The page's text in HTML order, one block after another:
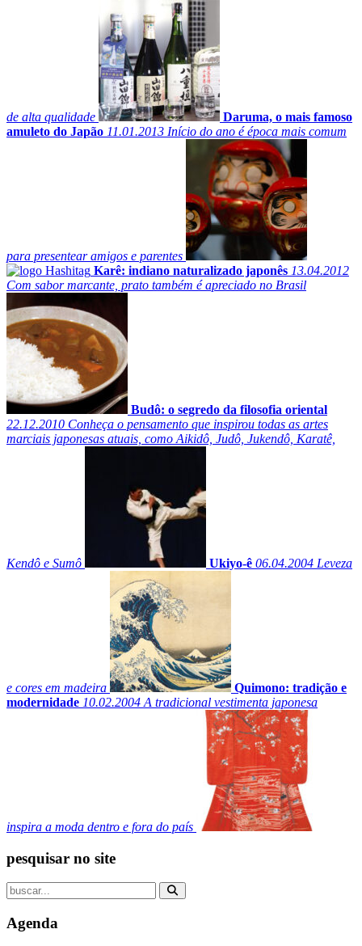
de alta qualidade
Daruma, o mais famoso
amuleto do Japão 11.01.2013 Início do ano é época mais comum
para presentear amigos e parentes
Karê: indiano naturalizado japonês 13.04.2012
Com sabor marcante, prato também é apreciado no Brasil
Budô: o segredo da filosofia oriental
22.12.2010 Conheça o pensamento que inspirou todas as artes
marciais japonesas atuais, como Aikidô, Judô, Jukendô, Karatê,
Kendô e Sumô Ukiyo-ê 06.04.2004 Leveza
e cores em madeira
Quimono: tradição e
modernidade 10.02.2004 A tradicional vestimenta japonesa
inspira a moda dentro e fora do país
pesquisar no site
Agenda